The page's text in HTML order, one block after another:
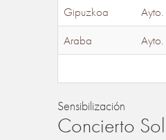
Gipuzkoa
Araba
Sensibilización
Concierto